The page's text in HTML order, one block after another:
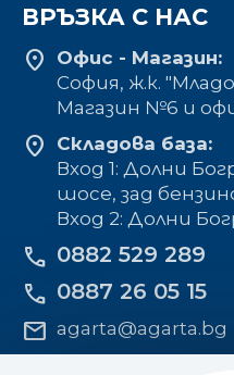
ВРЪЗКА С НАС
location_on
Офис - Магазин:
София, ж.к.
Mагазин №6 и
location_on
Складова база:
Вход 1: Долни
шосе, зад
Вход 2: Долни
phone 0882 529 289
phone 0887 26 05 15
mail agarta@agarta.bg